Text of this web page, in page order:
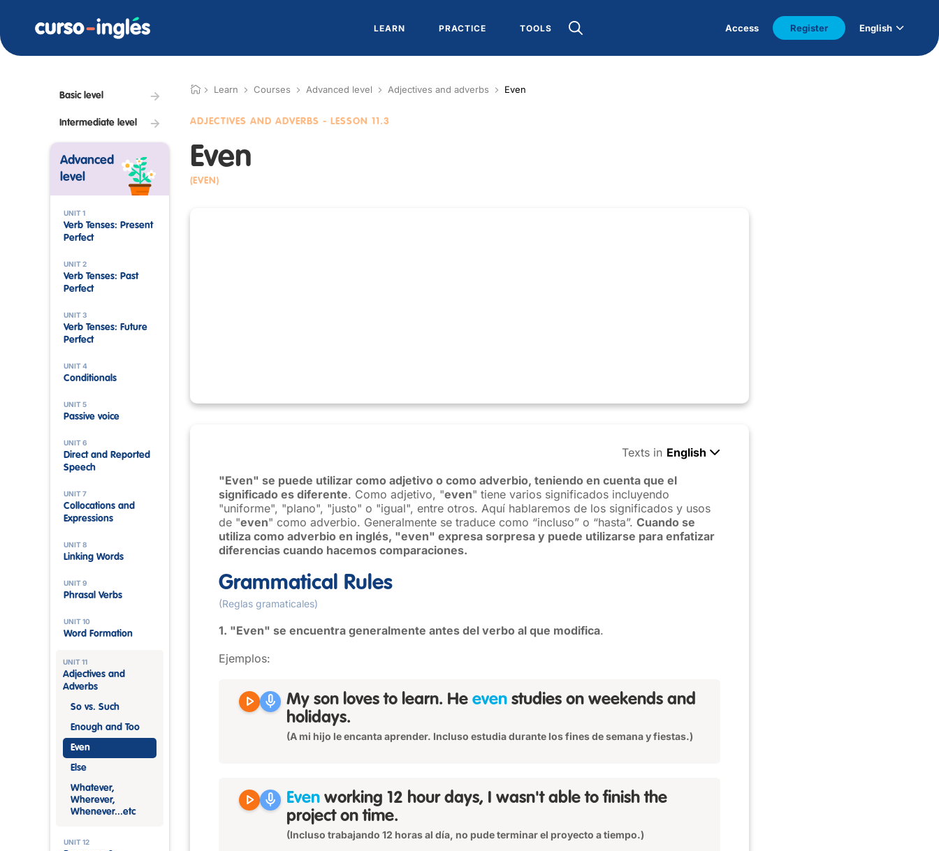
LEARN PRACTICE TOOLS Access Register English
Basic level
Intermediate level
Advanced
level
UNIT 1
Verb Tenses: Present
Perfect
UNIT 2
Verb Tenses: Past
Perfect
UNIT 3
Verb Tenses: Future
Perfect
UNIT 4
Conditionals
UNIT 5
Passive voice
UNIT 6
Direct and Reported
Speech
UNIT 7
Collocations and
Expressions
UNIT 8
Linking Words
UNIT 9
Phrasal Verbs
UNIT 10
Word Formation
UNIT 11
Adjectives and
Adverbs
So vs. Such
Enough and Too
Even
Else
Whatever,
Wherever,
Whenever...etc
UNIT 12
Learn Courses Advanced level Adjectives and adverbs Even
ADJECTIVES AND ADVERBS - LESSON 11.3
Even
(EVEN)
Texts in English
"Even" se puede utilizar como adjetivo o como adverbio, teniendo en cuenta que el
significado es diferente. Como adjetivo, "even" tiene varios significados incluyendo
"uniforme", "plano", "justo" o "igual", entre otros. Aquí hablaremos de los significados y usos
de "even" como adverbio. Generalmente se traduce como “incluso” o “hasta”. Cuando se
utiliza como adverbio en inglés, "even" expresa sorpresa y puede utilizarse para enfatizar
diferencias cuando hacemos comparaciones.
Grammatical Rules
(Reglas gramaticales)
1. "Even" se encuentra generalmente antes del verbo al que modifica.
Ejemplos:
play_arrow mic My son loves to learn. He even studies on weekends and
holidays.
(A mi hijo le encanta aprender. Incluso estudia durante los fines de semana y fiestas.)
play_arrow mic Even working 12 hour days, I wasn't able to finish the
project on time.
(Incluso trabajando 12 horas al día, no pude terminar el proyecto a tiempo.)